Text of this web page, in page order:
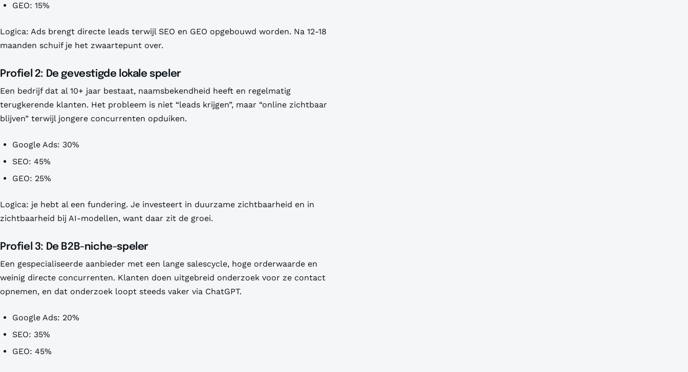
GEO: 15%
Logica: Ads brengt directe leads terwijl SEO en GEO opgebouwd worden. Na 12-18
maanden schuif je het zwaartepunt over.
Profiel 2: De gevestigde lokale speler
Een bedrijf dat al 10+ jaar bestaat, naamsbekendheid heeft en regelmatig
terugkerende klanten. Het probleem is niet “leads krijgen”, maar “online zichtbaar
blijven” terwijl jongere concurrenten opduiken.
Google Ads: 30%
SEO: 45%
GEO: 25%
Logica: je hebt al een fundering. Je investeert in duurzame zichtbaarheid en in
zichtbaarheid bij AI-modellen, want daar zit de groei.
Profiel 3: De B2B-niche-speler
Een gespecialiseerde aanbieder met een lange salescycle, hoge orderwaarde en
weinig directe concurrenten. Klanten doen uitgebreid onderzoek voor ze contact
opnemen, en dat onderzoek loopt steeds vaker via ChatGPT.
Google Ads: 20%
SEO: 35%
GEO: 45%